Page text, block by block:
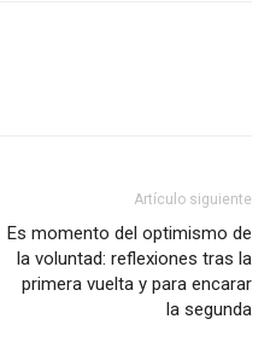
Artículo siguiente
Es momento del optimismo de
la voluntad: reflexiones tras la
primera vuelta y para encarar
la segunda